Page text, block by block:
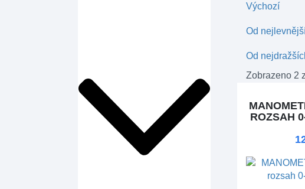
Výchozí
Od
Od
Zobrazeno 2
ROZSAH